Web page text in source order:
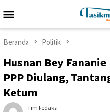
ke
Mobile
Beranda Politik
Husnan Bey
PPP Diulang,
Ketum
Tim Redaksi